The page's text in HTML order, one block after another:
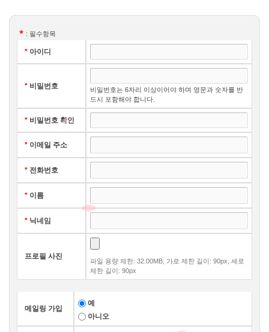
* : 필수항목
* 아이디
* 비밀번호
비밀번호는 6자리 이상이어야 하며 영문과 숫자를 반
드시 포함해야 합니다.
* 비밀번호 확인
* 이메일 주소
* 전화번호
* 이름
* 닉네임
프로필 사진
파일 용량 제한: 32.00MB, 가로 제한 길이: 90px, 세로
제한 길이: 90px
메일링 가입
예
아니오